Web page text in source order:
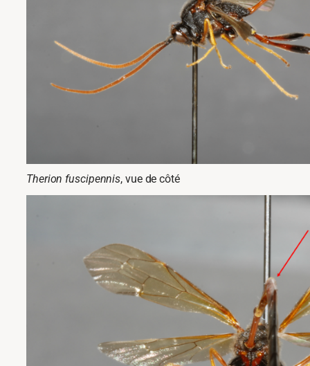
Therion fuscipennis, vue de côté